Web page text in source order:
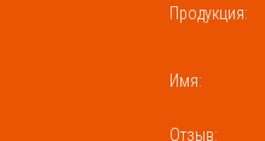
Продукция:
Имя:
Отзыв: